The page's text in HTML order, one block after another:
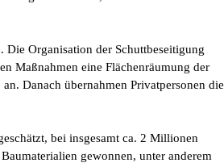
Die Organisation der Schuttbeseitigung
Maßnahmen eine Flächenräumung der
Danach übernahmen Privatpersonen die
bei insgesamt ca. 2 Millionen
gewonnen, unter anderem